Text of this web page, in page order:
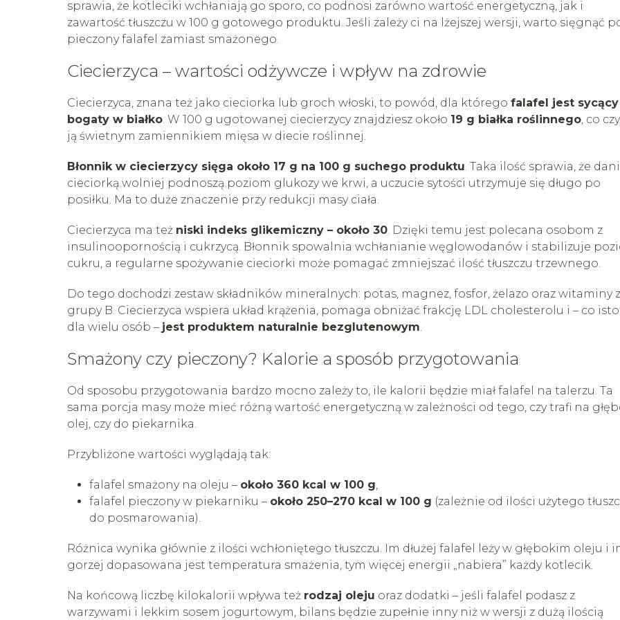
sprawia, że kotleciki wchłaniają go sporo, co podnosi zarówno wartość energetyczną, jak i
zawartość tłuszczu w 100 g gotowego produktu. Jeśli zależy ci na lżejszej wersji, warto sięgnąć
pieczony falafel zamiast smażonego.
Ciecierzyca – wartości odżywcze i wpływ na zdrowie
Ciecierzyca, znana też jako cieciorka lub groch włoski, to powód, dla którego falafel jest
bogaty w białko . W 100 g ugotowanej ciecierzycy znajdziesz około 19 g białka roślinnego , co
ją świetnym zamiennikiem mięsa w diecie roślinnej.
Błonnik w ciecierzycy sięga około 17 g na 100 g suchego produktu . Taka ilość sprawia, że
cieciorką wolniej podnoszą poziom glukozy we krwi, a uczucie sytości utrzymuje się długo po
posiłku. Ma to duże znaczenie przy redukcji masy ciała.
Ciecierzyca ma też niski indeks glikemiczny – około 30 . Dzięki temu jest polecana osobom z
insulinoopornością i cukrzycą. Błonnik spowalnia wchłanianie węglowodanów i stabilizuje
cukru, a regularne spożywanie cieciorki może pomagać zmniejszać ilość tłuszczu trzewnego.
Do tego dochodzi zestaw składników mineralnych: potas, magnez, fosfor, żelazo oraz witaminy z
grupy B. Ciecierzyca wspiera układ krążenia, pomaga obniżać frakcję LDL cholesterolu i – co
dla wielu osób – jest produktem naturalnie bezglutenowym
Smażony czy pieczony? Kalorie a sposób przygotowania
Od sposobu przygotowania bardzo mocno zależy to, ile kalorii będzie miał falafel na talerzu. Ta
sama porcja masy może mieć różną wartość energetyczną w zależności od tego, czy trafi na
olej, czy do piekarnika.
Przybliżone wartości wyglądają tak:
falafel smażony na oleju – około 360 kcal w 100 g
falafel pieczony w piekarniku – około 250–270 kcal w 100 g (zależnie od ilości użytego
do posmarowania).
Różnica wynika głównie z ilości wchłoniętego tłuszczu. Im dłużej falafel leży w głębokim oleju i
gorzej dopasowana jest temperatura smażenia, tym więcej energii „nabiera” każdy kotlecik.
Na końcową liczbę kilokalorii wpływa też rodzaj oleju oraz dodatki – jeśli falafel podasz z
warzywami i lekkim sosem jogurtowym, bilans będzie zupełnie inny niż w wersji z dużą ilością